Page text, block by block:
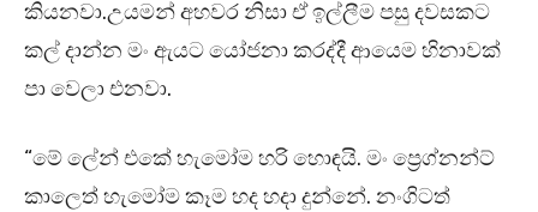
කියනවා.උයමන් අහවර නිසා ඒ ඉල්ලීම පසු දවසකට
කල් දාන්න මං ඇයට යෝජනා කරද්දී ආයෙම හිනාවක්
පා වෙලා එනවා.
“මේ ලේන් එකේ හැමෝම හරි හොඳයි. මං ප්‍රෙග්නන්ට්
කාලෙත් හැමෝම කෑම හද හදා දුන්නේ. නංගිටත්